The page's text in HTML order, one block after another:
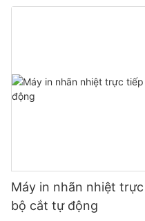
Máy in nhãn nhiệt
bộ cắt tự động